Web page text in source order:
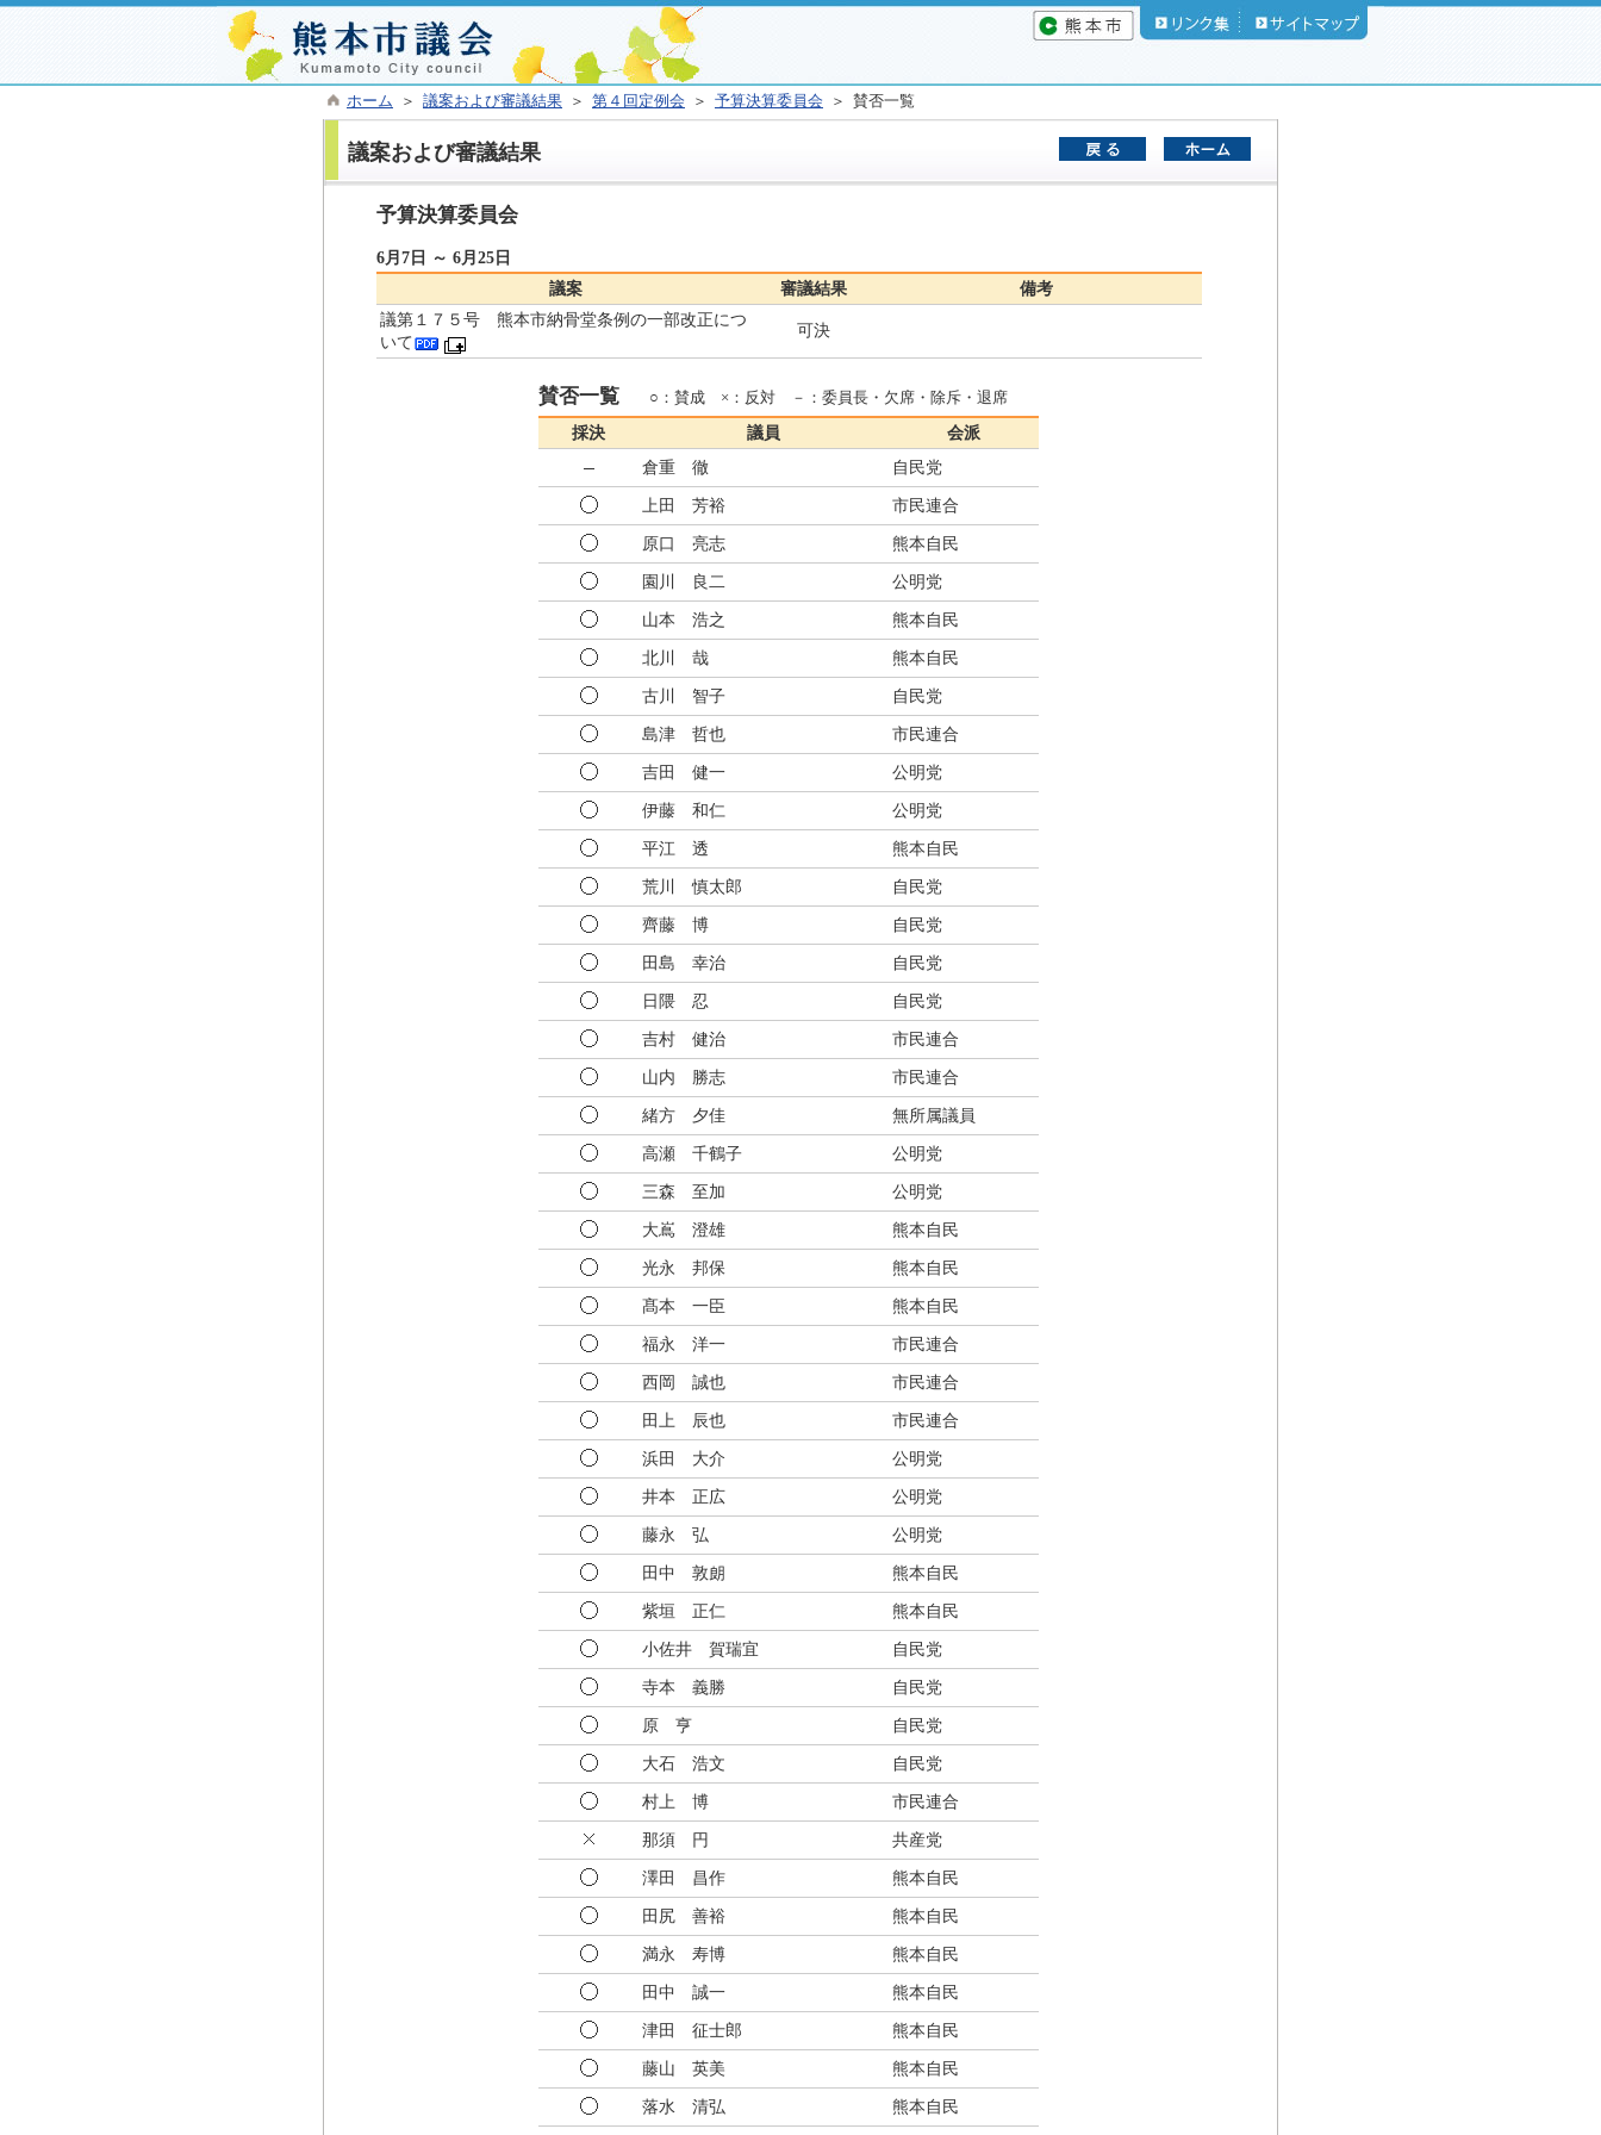
ホーム ＞ 議案および審議結果 ＞ 第４回定例会 ＞ 予算決算委員会 ＞ 賛否一覧
議案および審議結果
予算決算委員会
6月7日 ～ 6月25日
議案
審議結果
備考
議第１７５号 熊本市納骨堂条例の一部改正につ
いて
可決
賛否一覧 ○：賛成 ×：反対 －：委員長・欠席・除斥・退席
採決 議員
会派
倉重 徹
自民党
上田 芳裕 市民連合
原口 亮志 熊本自民
園川 良二 公明党
山本 浩之 熊本自民
北川 哉 熊本自民
古川 智子 自民党
島津 哲也 市民連合
吉田 健一 公明党
伊藤 和仁 公明党
平江 透 熊本自民
荒川 慎太郎 自民党
齊藤 博 自民党
田島 幸治 自民党
日隈 忍 自民党
吉村 健治 市民連合
山内 勝志 市民連合
緒方 夕佳 無所属議員
高瀬 千鶴子 公明党
三森 至加 公明党
大嶌 澄雄 熊本自民
光永 邦保 熊本自民
髙本 一臣 熊本自民
福永 洋一 市民連合
西岡 誠也 市民連合
田上 辰也 市民連合
浜田 大介 公明党
井本 正広 公明党
藤永 弘 公明党
田中 敦朗 熊本自民
紫垣 正仁 熊本自民
小佐井 賀瑞宜 自民党
寺本 義勝 自民党
原 亨 自民党
大石 浩文 自民党
村上 博 市民連合
那須 円 共産党
澤田 昌作 熊本自民
田尻 善裕 熊本自民
満永 寿博 熊本自民
田中 誠一 熊本自民
津田 征士郎 熊本自民
藤山 英美 熊本自民
落水 清弘 熊本自民